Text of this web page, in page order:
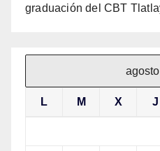
graduación del CBT
L M X J